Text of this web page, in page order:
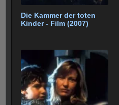
Die Kammer der toten
Kinder - Film (2007)